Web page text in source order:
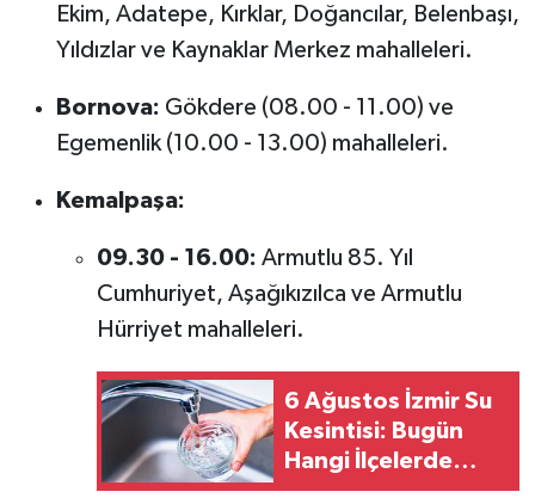
Ekim, Adatepe, Kırklar, Doğancılar, Belenbaşı,
Yıldızlar ve Kaynaklar Merkez mahalleleri.
Bornova: Gökdere (08.00 - 11.00) ve
Egemenlik (10.00 - 13.00) mahalleleri.
Kemalpaşa:
09.30 - 16.00: Armutlu 85. Yıl
Cumhuriyet, Aşağıkızılca ve Armutlu
Hürriyet mahalleleri.
6 Ağustos İzmir Su
Kesintisi: Bugün
Hangi İlçelerde
Sular Kesik Olacak?